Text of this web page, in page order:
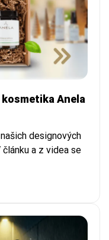
Anela
designových
a z videa se